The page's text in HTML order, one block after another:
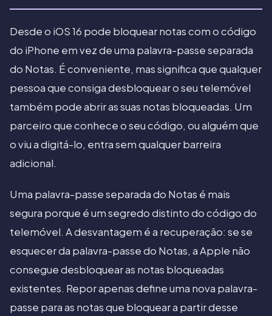
Desde o iOS 16 pode bloquear notas com o código
do iPhone em vez de uma palavra-passe separada
do Notas. É conveniente, mas significa que qualquer
pessoa que consiga desbloquear o seu telemóvel
também pode abrir as suas notas bloqueadas. Um
parceiro que conhece o seu código, ou alguém que
o viu a digitá-lo, entra sem qualquer barreira
adicional.
Uma palavra-passe separada do Notas é mais
segura porque é um segredo distinto do código do
telemóvel. A desvantagem é a recuperação: se se
esquecer da palavra-passe do Notas, a Apple não
consegue desbloquear as notas bloqueadas
existentes. Repor apenas define uma nova palavra-
passe para as notas que bloquear a partir desse